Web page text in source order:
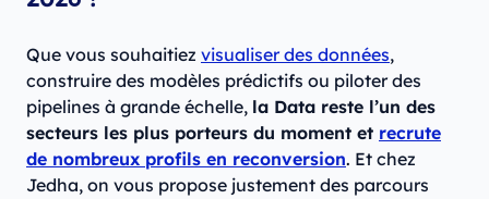
Que vous souhaitiez visualiser des données,
construire des modèles prédictifs ou piloter des
pipelines à grande échelle, la Data reste l’un des
secteurs les plus porteurs du moment et recrute
de nombreux profils en reconversion. Et chez
Jedha, on vous propose justement des parcours